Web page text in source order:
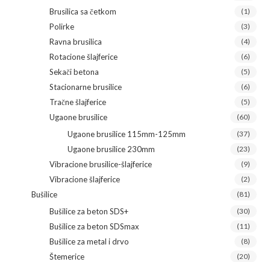
Brusilica sa četkom (1)
Polirke (3)
Ravna brusilica (4)
Rotacione šlajferice (6)
Sekači betona (5)
Stacionarne brusilice (6)
Tračne šlajferice (5)
Ugaone brusilice (60)
Ugaone brusilice 115mm-125mm (37)
Ugaone brusilice 230mm (23)
Vibracione brusilice-šlajferice (9)
Vibracione šlajferice (2)
Bušilice (81)
Bušilice za beton SDS+ (30)
Bušilice za beton SDSmax (11)
Bušilice za metal i drvo (8)
Štemerice (20)